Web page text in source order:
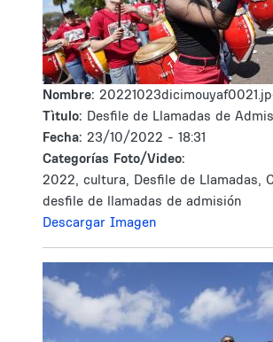
Nombre:
Tìtulo: Desfile de Llamadas de
Fecha: 23/10/2022 - 18:31
Categorías Foto/Video:
2022, cultura, Desfile de Llamadas,
desfile de llamadas de admisión
Descargar Imagen